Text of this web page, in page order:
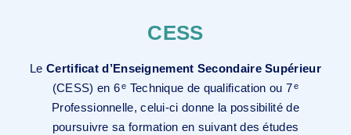
Lorsqu’une école souhaite proposer une option
avec un Centre d’Education et de Formation en
Alternance (CEFA). Un CEFA est une structure
commune qui coopère avec une ou plusieurs
CESS
LeCertificat d’Enseignement Secondaire Supérieur
(CESS) en 6e Technique de qualification ou 7e
Professionnelle, celui-ci donne la possibilité de
poursuivre sa formation en suivant des études